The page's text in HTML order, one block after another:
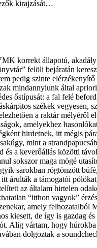
kirajzását…
korrekt állapotú,
felöli bejáratán
pedig szinte elérzékenyítő
mindannyiunk által
őstípusát: a fal felé
székek vegyesen,
a raktár mélyéről
amelyekhez
hirdetnek, itt mégis
mint a
és a keverőállás közötti
sokszor maga mögé
sarokban rögtönzött
árulták a támogatói
az általam hirtelen
“itthon vagyok”
amely felhozatalból
kiesett, de így is gazdag
Alig vártam, hogy húrokba
dolgoztak a